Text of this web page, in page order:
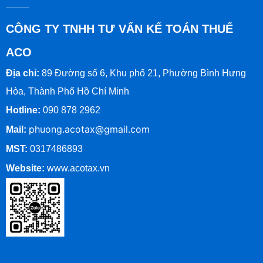
CÔNG TY TNHH TƯ VẤN KẾ TOÁN THUẾ
ACO
Địa chỉ: 89 Đường số 6, Khu phố 21, Phường Bình Hưng
Hòa, Thành Phố Hồ Chí Minh
Hotline: 090 878 2962
Mail: phuong.acotax@gmail.com
MST: 0317486893
Website: www.acotax.vn